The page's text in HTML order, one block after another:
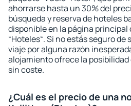
ahorrarse hasta un 30% del
búsqueda y reserva de hoteles
disponible en la página principal
“Hoteles“. Si no estás seguro de
viaje por alguna razón
alojamiento ofrece la
sin coste.
¿Cuál es el precio de una